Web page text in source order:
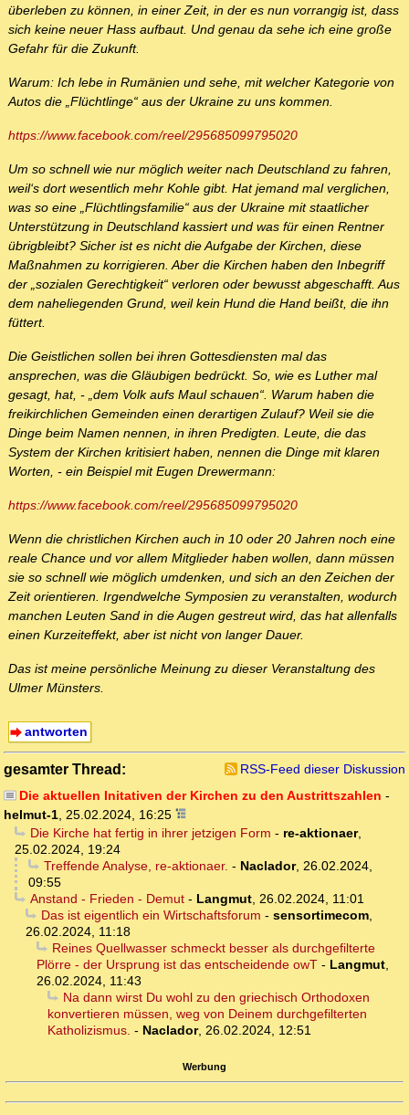
überleben zu können, in einer Zeit, in der es nun vorrangig ist, dass
sich keine neuer Hass aufbaut. Und genau da sehe ich eine große
Gefahr für die Zukunft.
Warum: Ich lebe in Rumänien und sehe, mit welcher Kategorie von
Autos die „Flüchtlinge“ aus der Ukraine zu uns kommen.
https://www.facebook.com/reel/295685099795020
Um so schnell wie nur möglich weiter nach Deutschland zu fahren,
weil‘s dort wesentlich mehr Kohle gibt. Hat jemand mal verglichen,
was so eine „Flüchtlingsfamilie“ aus der Ukraine mit staatlicher
Unterstützung in Deutschland kassiert und was für einen Rentner
übrigbleibt? Sicher ist es nicht die Aufgabe der Kirchen, diese
Maßnahmen zu korrigieren. Aber die Kirchen haben den Inbegriff
der „sozialen Gerechtigkeit“ verloren oder bewusst abgeschafft. Aus
dem naheliegenden Grund, weil kein Hund die Hand beißt, die ihn
füttert.
Die Geistlichen sollen bei ihren Gottesdiensten mal das
ansprechen, was die Gläubigen bedrückt. So, wie es Luther mal
gesagt, hat, - „dem Volk aufs Maul schauen“. Warum haben die
freikirchlichen Gemeinden einen derartigen Zulauf? Weil sie die
Dinge beim Namen nennen, in ihren Predigten. Leute, die das
System der Kirchen kritisiert haben, nennen die Dinge mit klaren
Worten, - ein Beispiel mit Eugen Drewermann:
https://www.facebook.com/reel/295685099795020
Wenn die christlichen Kirchen auch in 10 oder 20 Jahren noch eine
reale Chance und vor allem Mitglieder haben wollen, dann müssen
sie so schnell wie möglich umdenken, und sich an den Zeichen der
Zeit orientieren. Irgendwelche Symposien zu veranstalten, wodurch
manchen Leuten Sand in die Augen gestreut wird, das hat allenfalls
einen Kurzeiteffekt, aber ist nicht von langer Dauer.
Das ist meine persönliche Meinung zu dieser Veranstaltung des
Ulmer Münsters.
antworten
gesamter Thread:
RSS-Feed dieser Diskussion
Die aktuellen Initativen der Kirchen zu den Austrittszahlen -
helmut-1, 25.02.2024, 16:25
Die Kirche hat fertig in ihrer jetzigen Form - re-aktionaer,
25.02.2024, 19:24
Treffende Analyse, re-aktionaer. - Naclador, 26.02.2024,
09:55
Anstand - Frieden - Demut- Langmut, 26.02.2024, 11:01
Das ist eigentlich ein Wirtschaftsforum - sensortimecom,
26.02.2024, 11:18
Reines Quellwasser schmeckt besser als durchgefilterte
Plörre - der Ursprung ist das entscheidende owT - Langmut,
26.02.2024, 11:43
Na dann wirst Du wohl zu den griechisch Orthodoxen
konvertieren müssen, weg von Deinem durchgefilterten
Katholizismus. - Naclador, 26.02.2024, 12:51
Werbung